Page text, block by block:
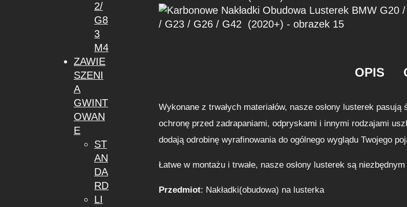
2/
G8
3
M4
ZAWIE
SZENI
A
GWINT
OWAN
E
ST
AN
DA
RD
LI
OPIS
Wykonane z trwałych materiałów, nasze osłony lusterek
ochronę przed zadrapaniami, odpryskami i innymi rodzajami
dodają odrobinę wyrafinowania do ogólnego wyglądu Twojego
Łatwe w montażu i trwałe, nasze osłony lusterek są
Przedmiot: Nakładki(obudowa) na lusterka